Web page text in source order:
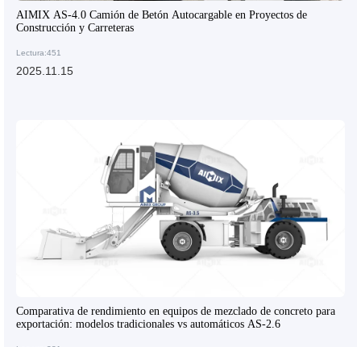
AIMIX AS-4.0 Camión de Betón Autocargable en Proyectos de
Construcción y Carreteras
Lectura:451
2025.11.15
Comparativa de rendimiento en equipos de mezclado de concreto para
exportación: modelos tradicionales vs automáticos AS-2.6